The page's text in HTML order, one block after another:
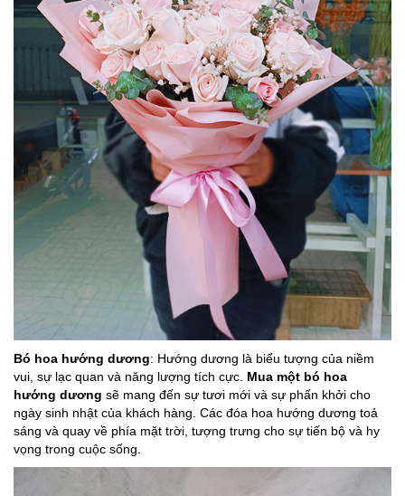
Bó hoa hướng dương: Hướng dương là biểu tượng của niềm
vui, sự lạc quan và năng lượng tích cực. Mua một bó hoa
hướng dương sẽ mang đến sự tươi mới và sự phấn khởi cho
ngày sinh nhật của khách hàng. Các đóa hoa hướng dương toả
sáng và quay về phía mặt trời, tượng trưng cho sự tiến bộ và hy
vọng trong cuộc sống.